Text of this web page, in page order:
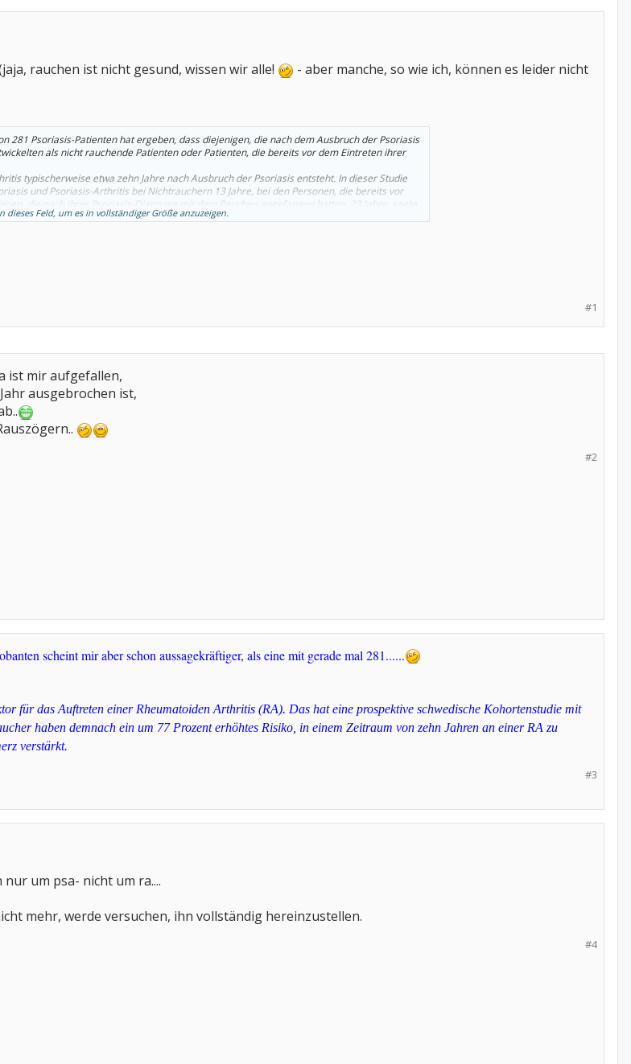
rauchen ist nicht gesund, wissen wir alle!
- aber manche, so wie ich, können es leider nicht
281 Psoriasis-Patienten hat ergeben, dass diejenigen, die nach dem Ausbruch der Psoriasis
als nicht rauchende Patienten oder Patienten, die bereits vor dem Eintreten ihrer
typischerweise etwa zehn Jahre nach Ausbruch der Psoriasis entsteht. In dieser Studie
und Psoriasis-Arthritis bei Nichtrauchern 13 Jahre, bei den Personen, die bereits vor
die nach ihrer Psoriasis-Diagnose mit dem Rauchen angefangen hatten, 23 Jahre, sagte
dieses Feld, um es in vollständiger Größe anzuzeigen.
#1
ist mir aufgefallen,
ausgebrochen ist,
#2
scheint mir aber schon aussagekräftiger, als eine mit gerade mal 281......
für das Auftreten einer Rheumatoiden Arthritis (RA). Das hat eine prospektive schwedische Kohortenstudie mit
haben demnach ein um 77 Prozent erhöhtes Risiko, in einem Zeitraum von zehn Jahren an einer RA zu
verstärkt.
#3
um psa- nicht um ra....
mehr, werde versuchen, ihn vollständig hereinzustellen.
#4